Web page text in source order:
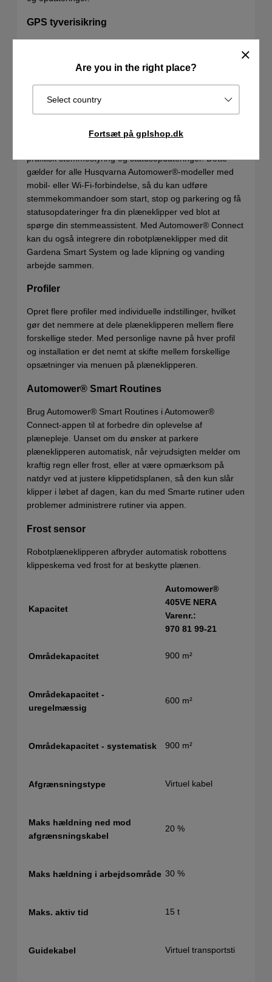
Are you in the right place?
Select country
Fortsæt på gplshop.dk
GPS tyverisikring
for tyveri. Meddelelser sendes til din enhed via
Automower Connect-appen, så du altid kan se, hvor din
plæneklipper er.
praktisk stemmestyring og statusopdateringer. Dette
gælder for alle Husqvarna Automower®-modeller med
mobil- eller Wi-Fi-forbindelse, så du kan udføre
stemmekommandoer som start, stop og parkering og få
statusopdateringer fra din plæneklipper ved blot at
spørge din stemmeassistent. Med Automower® Connect
kan du også integrere din robotplæneklipper med dit
Gardena Smart System og lade klipning og vanding
arbejde sammen.
Profiler
Opret flere profiler med individuelle indstillinger, hvilket
gør det nemmere at dele plæneklipperen mellem flere
forskellige steder. Med personlige navne på hver profil
og installation er det nemt at skifte mellem forskellige
opsætninger via menuen på plæneklipperen.
Automower® Smart Routines
Brug Automower® Smart Routines i Automower®
Connect-appen til at forbedre din oplevelse af
plænepleje. Uanset om du ønsker at parkere
plæneklipperen automatisk, når vejrudsigten melder om
kraftig regn eller frost, eller at være opmærksom på
natdyr ved at justere klippetidsplanen, så den kun slår
klipper i løbet af dagen, kan du med Smarte rutiner uden
problemer administrere rutiner via appen.
Frost sensor
Robotplæneklipperen afbryder automatisk robottens
klippeskema ved frost for at beskytte plænen.
Kapacitet
Automower®
405VE NERA
Varenr.:
970 81 99‑21
Områdekapacitet 900 m²
Områdekapacitet -
uregelmæssig
600 m²
Områdekapacitet - systematisk 900 m²
Afgrænsningstype Virtuel kabel
Maks hældning ned mod
afgrænsningskabel
20 %
Maks hældning i arbejdsområde 30 %
Maks. aktiv tid 15 t
Guidekabel Virtuel transportsti